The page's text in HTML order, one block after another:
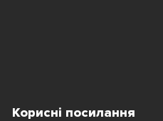
Корисні посилання